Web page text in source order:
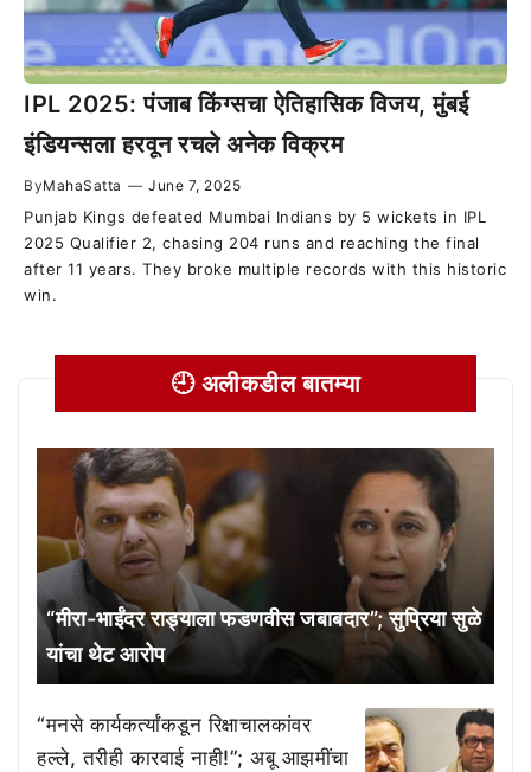
IPL 2025: पंजाब किंग्सचा ऐतिहासिक विजय, मुंबई
इंडियन्सला हरवून रचले अनेक विक्रम
ByMahaSatta — June 7, 2025
Punjab Kings defeated Mumbai Indians by 5 wickets in IPL
2025 Qualifier 2, chasing 204 runs and reaching the final
after 11 years. They broke multiple records with this historic
win.
🕘 अलीकडील बातम्या
“मीरा-भाईंदर राड्याला फडणवीस जबाबदार”; सुप्रिया सुळे
यांचा थेट आरोप
“मनसे कार्यकर्त्यांकडून रिक्षाचालकांवर
हल्ले, तरीही कारवाई नाही!”; अबू आझमींचा